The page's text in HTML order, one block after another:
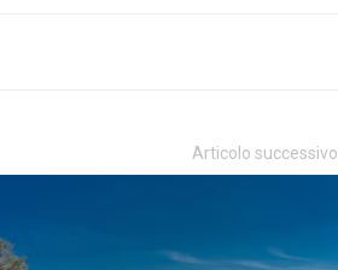
Articolo successivo